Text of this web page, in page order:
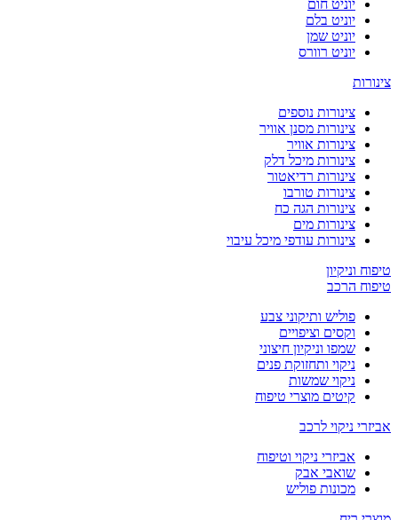
יוניט חום
יוניט בלם
יוניט שמן
יוניט רוורס
צינורות
צינורות נוספים
צינורות מסנן אוויר
צינורות אוויר
צינורות מיכל דלק
צינורות רדיאטור
צינורות טורבו
צינורות הגה כח
צינורות מים
צינורות עודפי מיכל עיבוי
טיפוח וניקיון
טיפוח הרכב
פוליש ותיקוני צבע
וקסים וציפויים
שמפו וניקיון חיצוני
ניקוי ותחזוקת פנים
ניקוי שמשות
קיטים מוצרי טיפוח
אביזרי ניקוי לרכב
אביזרי ניקוי וטיפוח
שואבי אבק
מכונות פוליש